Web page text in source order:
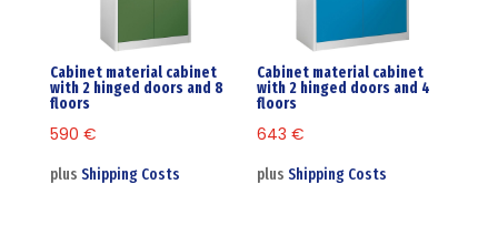
Cabinet material cabinet
with 2 hinged doors and 8
floors
590 €
plus Shipping Costs
Cabinet material cabinet
with 2 hinged doors and 4
floors
643€
plusShipping Costs